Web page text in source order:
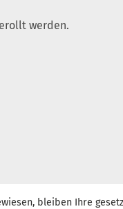
werden.
bleiben Ihre